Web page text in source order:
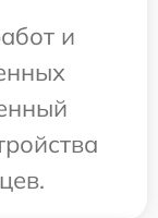
и